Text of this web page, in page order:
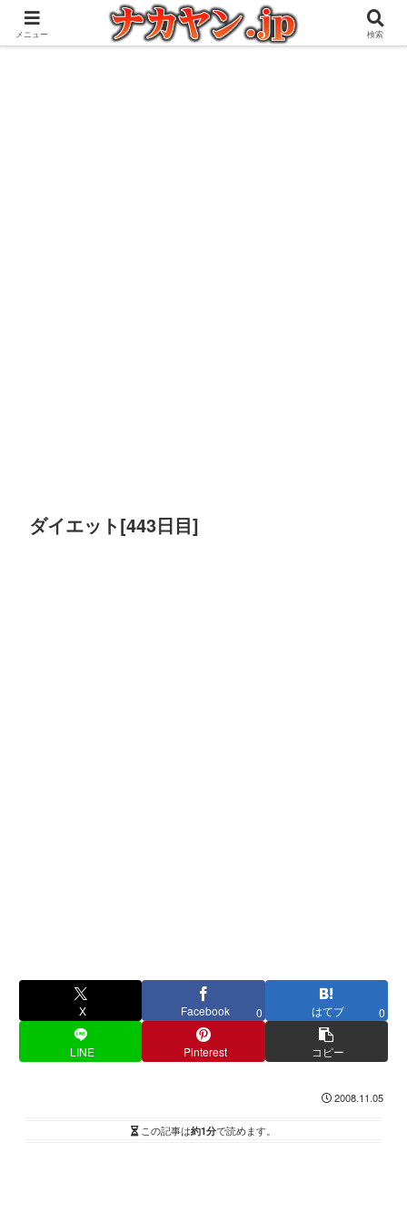
アウトドアとガジェット好きな管理人の愉快な日々を綴るブログ
ダイエット[443日目]
X Facebook 0 はてブ 0
LINE Pinterest コピー
2008.11.05
この記事は約1分で読めます。
メニュー 検索